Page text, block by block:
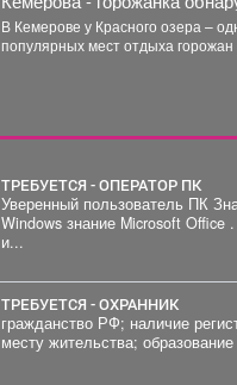
жуткий объект на Красном
В Кемерове у Красного озера –
популярных мест отдыха горожан
ТРЕБУЕТСЯ - ОПЕРАТОР ПК
Уверенный пользователь ПК
Windows знание Microsoft Office . Обработка
и...
ТРЕБУЕТСЯ - ОХРАННИК
гражданство РФ; наличие регистрации по
месту жительства;